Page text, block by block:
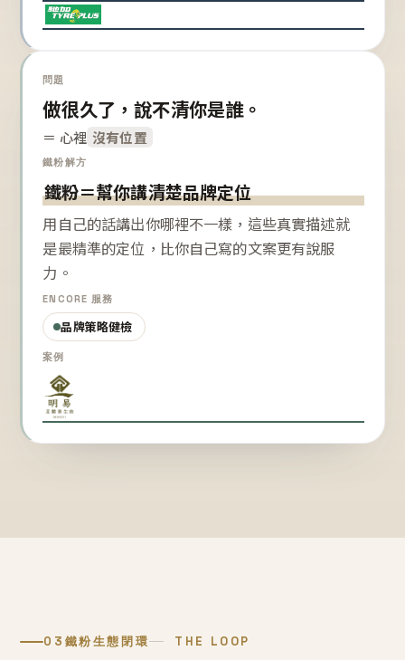
問題
做很久了，說不清你是誰。
＝ 心裡 沒有位置
鐵粉解方
鐵粉＝幫你講清楚品牌定位
用自己的話講出你哪裡不一樣，這些真實描述就
是最精準的定位，比你自己寫的文案更有說服
力。
ENCORE 服務
品牌策略健檢
案例
03 鐵粉生態閉環 THE LOOP